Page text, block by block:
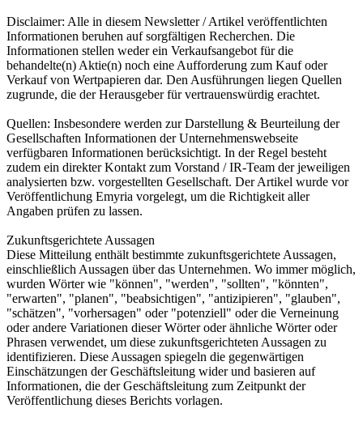
Disclaimer: Alle in diesem Newsletter / Artikel veröffentlichten
Informationen beruhen auf sorgfältigen Recherchen. Die
Informationen stellen weder ein Verkaufsangebot für die
behandelte(n) Aktie(n) noch eine Aufforderung zum Kauf oder
Verkauf von Wertpapieren dar. Den Ausführungen liegen Quellen
zugrunde, die der Herausgeber für vertrauenswürdig erachtet.
Quellen: Insbesondere werden zur Darstellung & Beurteilung der
Gesellschaften Informationen der Unternehmenswebseite
verfügbaren Informationen berücksichtigt. In der Regel besteht
zudem ein direkter Kontakt zum Vorstand / IR-Team der jeweiligen
analysierten bzw. vorgestellten Gesellschaft. Der Artikel wurde vor
Veröffentlichung Emyria vorgelegt, um die Richtigkeit aller
Angaben prüfen zu lassen.
Zukunftsgerichtete Aussagen
Diese Mitteilung enthält bestimmte zukunftsgerichtete Aussagen,
einschließlich Aussagen über das Unternehmen. Wo immer möglich,
wurden Wörter wie "können", "werden", "sollten", "könnten",
"erwarten", "planen", "beabsichtigen", "antizipieren", "glauben",
"schätzen", "vorhersagen" oder "potenziell" oder die Verneinung
oder andere Variationen dieser Wörter oder ähnliche Wörter oder
Phrasen verwendet, um diese zukunftsgerichteten Aussagen zu
identifizieren. Diese Aussagen spiegeln die gegenwärtigen
Einschätzungen der Geschäftsleitung wider und basieren auf
Informationen, die der Geschäftsleitung zum Zeitpunkt der
Veröffentlichung dieses Berichts vorlagen.